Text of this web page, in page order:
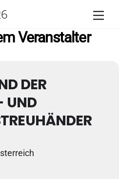
Veranstalter
DER
UND